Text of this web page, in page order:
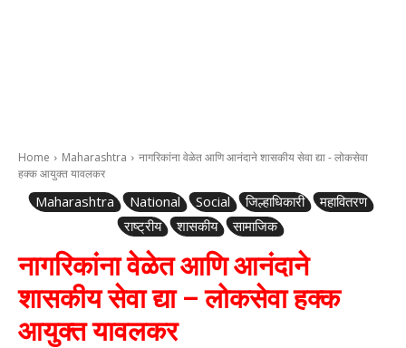
Home Maharashtra
नागरिकांना वेळेत आणि आनंदाने शासकीय सेवा द्या - लोकसेवा
हक्क आयुक्त यावलकर
Maharashtra National Social जिल्हाधिकारी
महावितरण
राष्ट्रीय
शासकीय सामाजिक
नागरिकांना वेळेत आणि आनंदाने
शासकीय सेवा द्या – लोकसेवा हक्क
आयुक्त यावलकर